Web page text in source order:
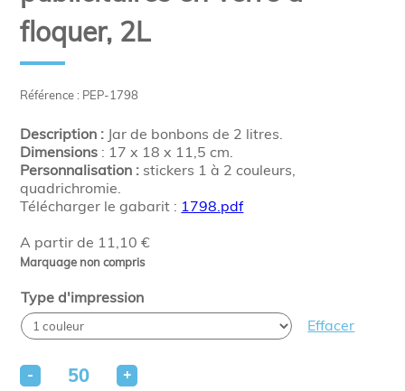
Référence : PEP-1798
A partir de 11,10 €
Marquage non compris
floquer, 2L
Description : Jar de bonbons de 2 litres.
Dimensions : 17 x 18 x 11,5 cm.
Personnalisation : stickers 1 à 2 couleurs,
quadrichromie.
Télécharger le gabarit : 1798.pdf
Type d'impression
Effacer
- +